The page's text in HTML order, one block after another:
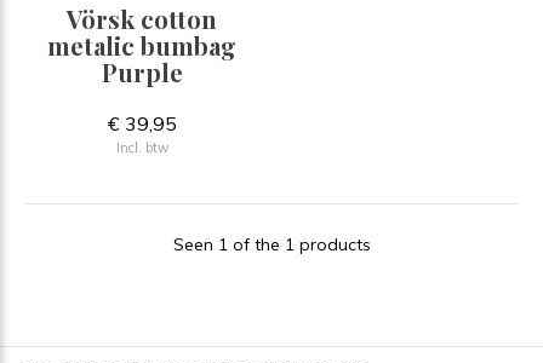
Vörsk cotton
metalic bumbag
Purple
€ 39,95
Incl. btw
Seen 1 of the 1 products